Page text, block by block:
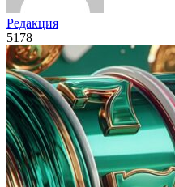
Редакция
5178